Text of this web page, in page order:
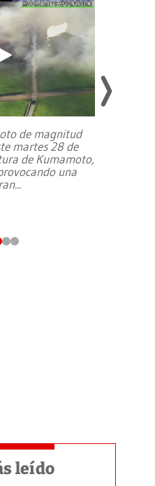
de magnitud
martes 28 de
de Kumamoto,
una
...
leído